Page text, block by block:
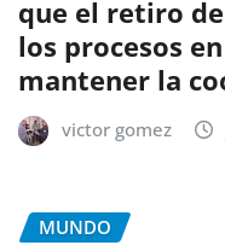
que el retiro
los procesos
mantener la
victor gomez
MUNDO